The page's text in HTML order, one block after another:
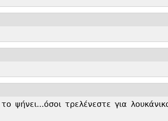
ψήνει...όσοι τρελένεστε για